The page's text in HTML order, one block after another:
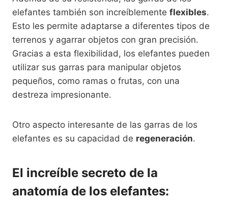
elefantes también son increíblemente flexibles.
Esto les permite adaptarse a diferentes tipos de
terrenos y agarrar objetos con gran precisión.
Gracias a esta flexibilidad, los elefantes pueden
utilizar sus garras para manipular objetos
pequeños, como ramas o frutas, con una
destreza impresionante.
Otro aspecto interesante de las garras de los
elefantes es su capacidad de regeneración.
El increíble secreto de la
anatomía de los elefantes: